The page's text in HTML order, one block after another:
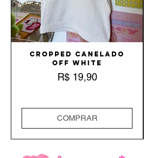
Cropped Canelado
Off White
Preço
R$ 19,90
COMPRAR